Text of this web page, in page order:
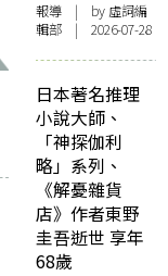
報導 | by 虛詞編
輯部 | 2026-07-28
日本著名推理
小說大師、
「神探伽利
略」系列、
《解憂雜貨
店》作者東野
圭吾逝世 享年
68歲